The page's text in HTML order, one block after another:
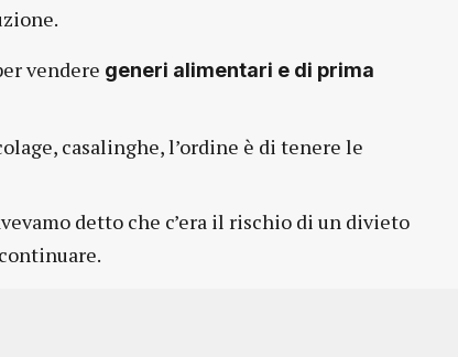
vendere generi alimentari e di prima
casalinghe, l’ordine è di tenere le
detto che c’era il rischio di un divieto